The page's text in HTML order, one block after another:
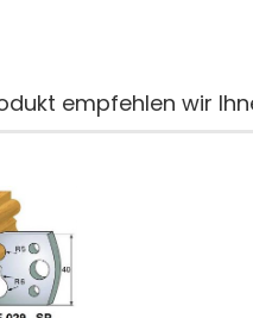
empfehlen wir